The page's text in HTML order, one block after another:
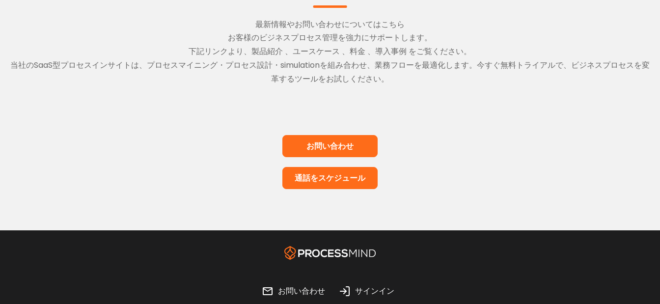
最新情報やお問い合わせについてはこちら
お客様のビジネスプロセス管理を強力にサポートします。
下記リンクより、 製品紹介 、 ユースケース 、 料金 、 導入事例 をご覧ください。
当社のSaaS型プロセスインサイトは、プロセスマイニング・プロセス設計・simulationを組み合わせ、業務フローを最適化します。今すぐ無料トライアルで、ビジネスプロセスを変
革するツールをお試しください。
お問い合わせ
通話をスケジュール
お問い合わせ サインイン